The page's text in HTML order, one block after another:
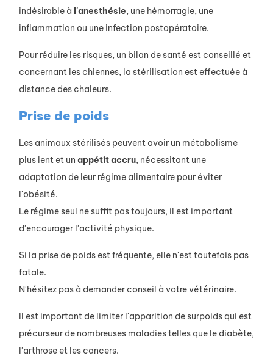
indésirable à l'anesthésie, une hémorragie, une
inflammation ou une infection postopératoire.
Pour réduire les risques, un bilan de santé est conseillé et
concernant les chiennes, la stérilisation est effectuée à
distance des chaleurs.
Prise de poids
Les animaux stérilisés peuvent avoir un métabolisme
plus lent et un appétitaccru, nécessitant une
adaptation de leur régime alimentaire pour éviter
l'obésité.
Le régime seul ne suffit pas toujours, il est important
d'encourager l'activité physique.
Si la prise de poids est fréquente, elle n'est toutefois pas
fatale.
N'hésitez pas à demander conseil à votre vétérinaire.
Il est important de limiter l'apparition de surpoids qui est
précurseur de nombreuses maladies telles que le diabète,
l'arthrose et les cancers.